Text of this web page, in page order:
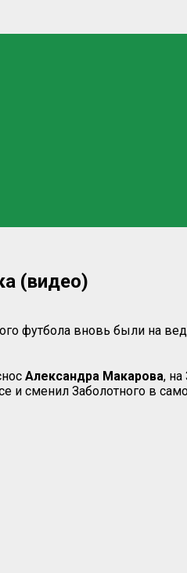
(видео)
футбола вновь были на
Александра Макарова, на
и сменил Заболотного в